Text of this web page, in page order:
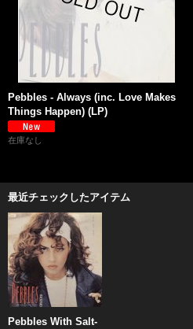
Pebbles - Always (inc. Love Makes
Things Happen) (LP)
在庫なし
最近チェックしたアイテム
Pebbles With Salt-